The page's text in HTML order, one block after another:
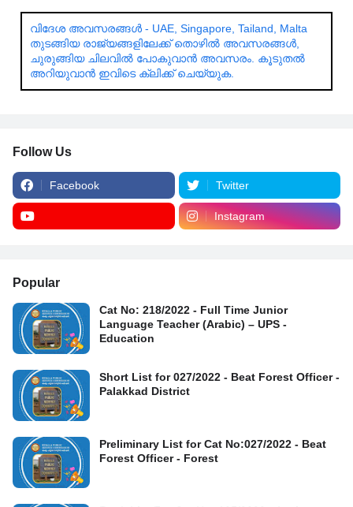
വിദേശ അവസരങ്ങൾ - UAE, Singapore, Tailand, Malta
തുടങ്ങിയ രാജ്യങ്ങളിലേക്ക് തൊഴിൽ അവസരങ്ങൾ,
ചുരുങ്ങിയ ചിലവിൽ പോകുവാൻ അവസരം. കൂടുതൽ
അറിയുവാൻ ഇവിടെ ക്ലിക്ക് ചെയ്യുക.
Follow Us
Facebook Twitter
Instagram
Popular
Cat No: 218/2022 - Full Time Junior
Language Teacher (Arabic) – UPS -
Education
Short List for 027/2022 - Beat Forest Officer -
Palakkad District
Preliminary List for Cat No:027/2022 - Beat
Forest Officer - Forest